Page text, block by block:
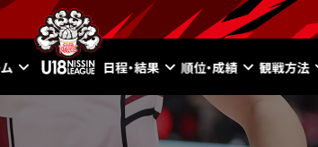
日程・結果 順位・成績 観戦方法